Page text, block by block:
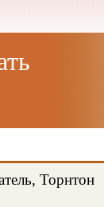
Торнтон